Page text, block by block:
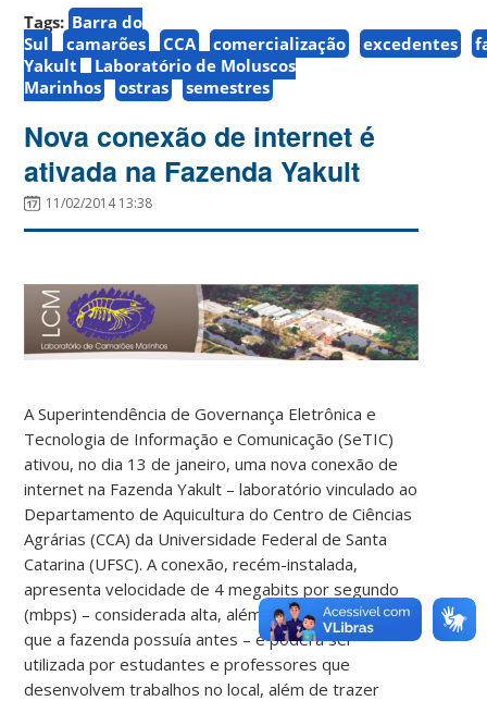
Tags: Barra do
Sul
camarões CCA comercialização excedentes
Yakult
Laboratório de Moluscos
Marinhos
ostras semestres
Nova conexão de internet é
ativada na Fazenda Yakult
11/02/2014 13:38
A Superintendência de Governança Eletrônica e
Tecnologia de Informação e Comunicação (SeTIC)
ativou, no dia 13 de janeiro, uma nova conexão de
internet na Fazenda Yakult – laboratório vinculado ao
Departamento de Aquicultura do Centro de Ciências
Agrárias (CCA) da Universidade Federal de Santa
Catarina (UFSC). A conexão, recém-instalada,
apresenta velocidade de 4 megabits por segundo
(mbps) – considerada alta, além de ser superior às
que a fazenda possuía antes – e poderá ser
utilizada por estudantes e professores que
desenvolvem trabalhos no local, além de trazer